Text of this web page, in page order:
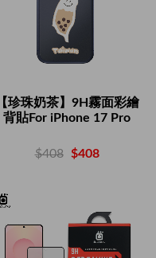
【珍珠奶茶】9H霧面彩繪
背貼For iPhone 17 Pro
$408 $408